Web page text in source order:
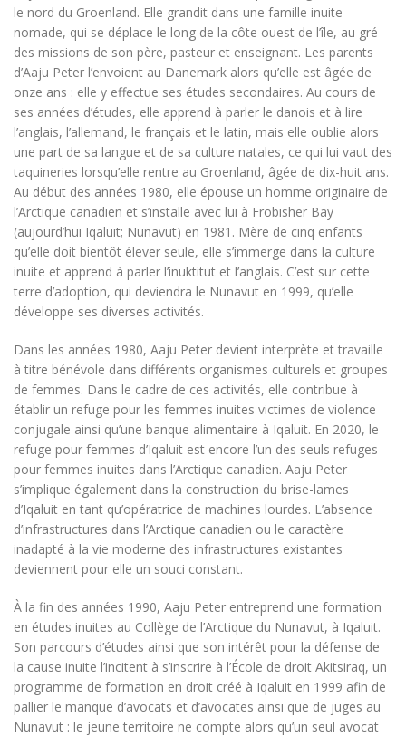
le nord du Groenland. Elle grandit dans une famille inuite
nomade, qui se déplace le long de la côte ouest de l’île, au gré
des missions de son père, pasteur et enseignant. Les parents
d’Aaju Peter l’envoient au Danemark alors qu’elle est âgée de
onze ans : elle y effectue ses études secondaires. Au cours de
ses années d’études, elle apprend à parler le danois et à lire
l’anglais, l’allemand, le français et le latin, mais elle oublie alors
une part de sa langue et de sa culture natales, ce qui lui vaut des
taquineries lorsqu’elle rentre au Groenland, âgée de dix-huit ans.
Au début des années 1980, elle épouse un homme originaire de
l’Arctique canadien et s’installe avec lui à Frobisher Bay
(aujourd’hui Iqaluit; Nunavut) en 1981. Mère de cinq enfants
qu’elle doit bientôt élever seule, elle s’immerge dans la culture
inuite et apprend à parler l’inuktitut et l’anglais. C’est sur cette
terre d’adoption, qui deviendra le Nunavut en 1999, qu’elle
développe ses diverses activités.
Dans les années 1980, Aaju Peter devient interprète et travaille
à titre bénévole dans différents organismes culturels et groupes
de femmes. Dans le cadre de ces activités, elle contribue à
établir un refuge pour les femmes inuites victimes de violence
conjugale ainsi qu’une banque alimentaire à Iqaluit. En 2020, le
refuge pour femmes d’Iqaluit est encore l’un des seuls refuges
pour femmes inuites dans l’Arctique canadien. Aaju Peter
s’implique également dans la construction du brise-lames
d’Iqaluit en tant qu’opératrice de machines lourdes. L’absence
d’infrastructures dans l’Arctique canadien ou le caractère
inadapté à la vie moderne des infrastructures existantes
deviennent pour elle un souci constant.
À la fin des années 1990, Aaju Peter entreprend une formation
en études inuites au Collège de l’Arctique du Nunavut, à Iqaluit.
Son parcours d’études ainsi que son intérêt pour la défense de
la cause inuite l’incitent à s’inscrire à l’École de droit Akitsiraq, un
programme de formation en droit créé à Iqaluit en 1999 afin de
pallier le manque d’avocats et d’avocates ainsi que de juges au
Nunavut : le jeune territoire ne compte alors qu’un seul avocat